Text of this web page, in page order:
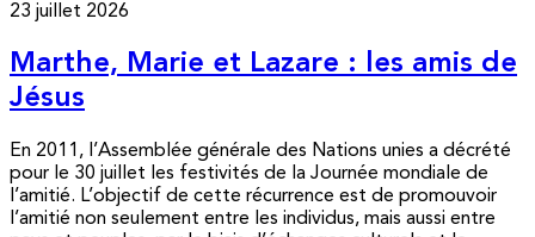
23 juillet 2026
Marthe, Marie et Lazare : les amis de
Jésus
En 2011, l’Assemblée générale des Nations unies a décrété
pour le 30 juillet les festivités de la Journée mondiale de
l’amitié. L’objectif de cette récurrence est de promouvoir
l’amitié non seulement entre les individus, mais aussi entre